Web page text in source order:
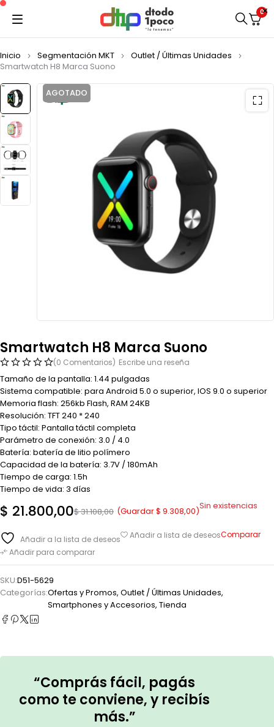
0
Inicio Segmentación MKT
Outlet / Últimas Unidades
Smartwatch H8 Marca Suono
AGOTADO
Smartwatch H8 Marca Suono
(0 Comentarios) Escribe una reseña
Tamaño de la pantalla: 1.44 pulgadas
Sistema compatible: para Android 5.0 o superior, IOS 9.0 o superior
Memoria flash: 256kb Flash, RAM 24KB
Resolución: TFT 240 * 240
Tipo táctil: Pantalla táctil completa
Parámetro de conexión: 3.0 / 4.0
Batería: batería de litio polímero
Capacidad de la batería: 3.7V / 180mAh
Tiempo de carga: 1.5h
Tiempo de vida: 3 días
$31.108,00
$ 21.800,00 (Guardar$ 9.308,00)Sin existencias
Añadir a la lista de deseos Añadir a lista de deseosComparar
Añadir para comparar
SKU:D51-5629
Categorías:Ofertas y Promos, Outlet / Últimas Unidades,
Smartphones y Accesorios, Tienda
“Comprás fácil, pagás
como te conviene, y recibís
más.”